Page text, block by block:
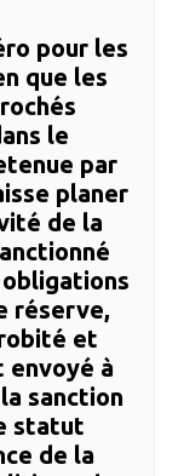
pour les
que les
le
par
planer
de la
réserve,
et
envoyé à
sanction
statut
de la